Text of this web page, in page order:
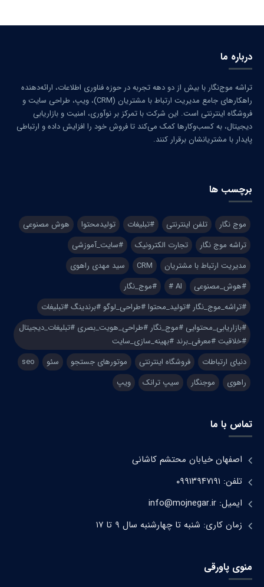
درباره ما
تراشه موج‌نگار با بیش از دو دهه تجربه در حوزه فناوری اطلاعات، ارائه‌دهنده
راهکارهای جامع مدیریت ارتباط با مشتریان (CRM)، ویپ، طراحی سایت و
فروشگاه اینترنتی است. این شرکت با تمرکز بر نوآوری، امنیت و بازاریابی
دیجیتال، به کسب‌وکارها کمک می‌کند تا فروش خود را افزایش داده و ارتباطی
پایدار با مشتریانشان برقرار کنند.
برچسب ها
موج نگار تلفن اینترنتی #تبلیغات تولیدمحتوا
هوش مصنوعی
تراشه موج نگار
تجارت الکترونیک
#سایت_آموزشی
مدیریت ارتباط با مشتریان
CRM
سید مهدی راهوی
#هوش_مصنوعی
AI #
#موج_نگار
#تراشه_موج_نگار #تولید_محتوا #طراحی_لوگو #برندینگ #تبلیغات
#بازاریابی_محتوایی #موج_نگار #طراحی_هویت_بصری #تبلیغات_دیجیتال
#خلاقیت #معرفی_برند #بهینه_سازی_سایت
دنیای ارتباطات
فروشگاه اینترنتی موتورهای جستجو سئو
seo
راهوی
موجنگار سیپ ترانک ویپ
تماس با ما
اصفهان خیابان محتشم کاشانی
تلفن: ۰۹۹۱۳۹۴۷۱۹۱
ایمیل: info@mojnegar.ir
زمان کاری: شنبه تا چهارشنبه سال ۹ تا ۱۷
منوی پاورقی